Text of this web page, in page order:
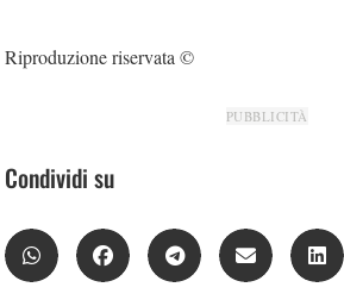
Riproduzione riservata ©
PUBBLICITÀ
Condividi su